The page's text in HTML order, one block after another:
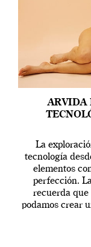
ARVIDA
La
tecnología
elementos
perfección.
recuerda que
podamos crear
que los